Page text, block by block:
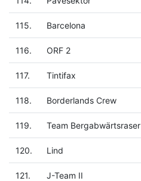
115. Barcelona
116. ORF 2
117. Tintifax
118. Borderlands Crew
119. Team Bergabwärtsraser
120. Lind
121. J-Team II